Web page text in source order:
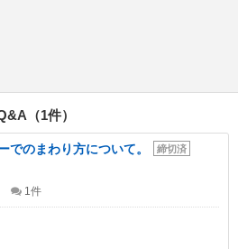
（1件）
でのまわり方について。
締切済
1 件